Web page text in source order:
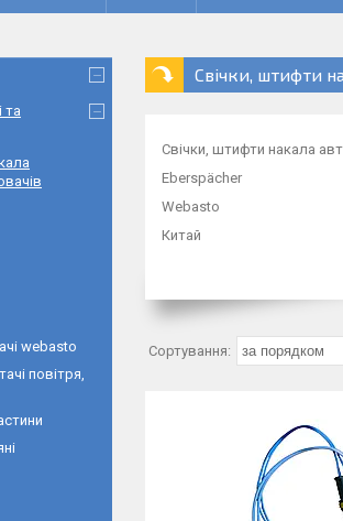
Свічки, штифти
Свічки, штифти накала
Eberspächer
Webasto
Китай
та
webasto
повітря,